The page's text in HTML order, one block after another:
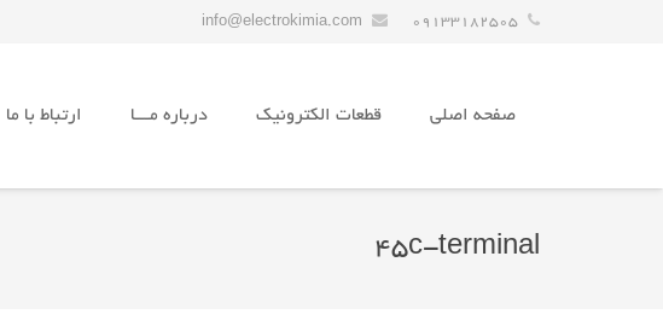
09133182505
info@electrokimia.com
صفحه اصلی قطعات الکترونیک درباره مـــا ارتباط با ما
45c-terminal